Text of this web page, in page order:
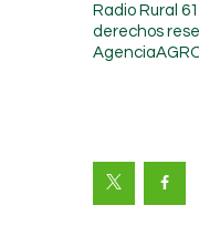
Radio Rural
derechos